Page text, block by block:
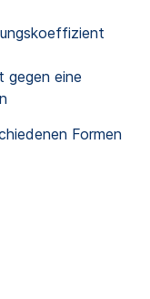
gegen eine
Formen